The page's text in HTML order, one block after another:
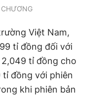
Việt Nam,
tỉ đồng đối với
2,049 tỉ đồng cho
tỉ đồng với phiên
khi phiên bản